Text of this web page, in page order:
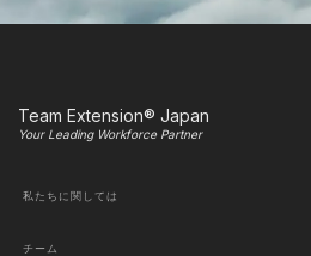
Team Extension® Japan
Your Leading Workforce Partner
私たちに関しては
チーム